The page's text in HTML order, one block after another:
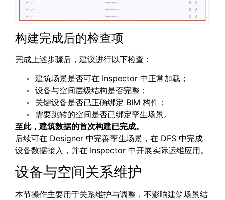
构建完成后的检查项
完成上述步骤后，建议进行以下检查：
建筑场景是否可在 Inspector 中正常加载；
设备与空间层级结构是否完整；
关键设备是否已正确绑定 BIM 构件；
需要跳转的空间是否已绑定孪生场景。
至此，建筑数据的首次构建已完成。
后续可在 Designer 中完善孪生场景，在 DFS 中完成
设备数据接入，并在 Inspector 中开展实际运维应用。
设备与空间关系维护
本节操作主要用于关系维护与调整，不影响建筑场景结